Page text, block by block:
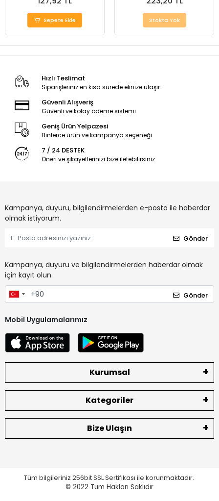
Sepete Ekle Stokta Yok
Hızlı Teslimat
Siparişleriniz en kısa sürede elinize ulaşır.
Güvenli Alışveriş
Güvenli ve kolay ödeme sistemi
Geniş Ürün Yelpazesi
Binlerce ürün ve kampanya seçeneği
7 / 24 DESTEK
Öneri ve şikayetlerinizi bize iletebilirsiniz.
Kampanya, duyuru, bilgilendirmelerden e-posta ile haberdar
olmak istiyorum.
Gönder
Kampanya, duyuru ve bilgilendirmelerden haberdar olmak
için kayıt olun.
Gönder
Mobil Uygulamalarımız
Kurumsal
Kategoriler
Bize Ulaşın
Tüm bilgileriniz 256bit SSL Sertifikası ile korunmaktadır.
© 2022 Tüm Hakları Saklıdır